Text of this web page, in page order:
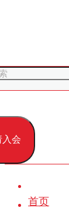
入会
首页